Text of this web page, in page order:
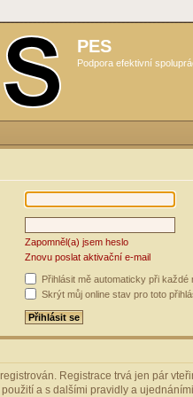
PES
Podpora efektivní
Zapomněl(a) jsem heslo
Znovu poslat aktivační e-mail
Přihlásit mě automaticky při každé
Skrýt můj online stav pro toto
Registrace trvá jen pár
a s dalšími pravidly a